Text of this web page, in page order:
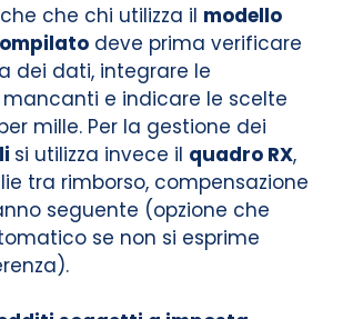
che chi utilizza il modello
deve prima verificare
dei dati, integrare le
e indicare le scelte
mille. Per la gestione dei
si utilizza invece il quadro RX,
tra rimborso, compensazione
seguente (opzione che
se non si esprime